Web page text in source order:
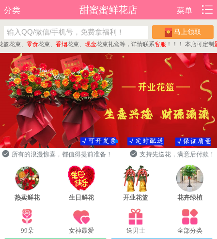
分类 甜蜜蜜鲜花店 菜单
马上领取
束、零食 花束、香烟 花束、现金 花束礼盒等，详情联系客服！！！ 本店可定制蛋糕
所有的浪漫惊喜，都值得提前准备！ 支持先送花，满意后付款！
热卖鲜花 生日鲜花 开业花篮 花卉绿植
99朵 女神最爱 送男士 全部分类